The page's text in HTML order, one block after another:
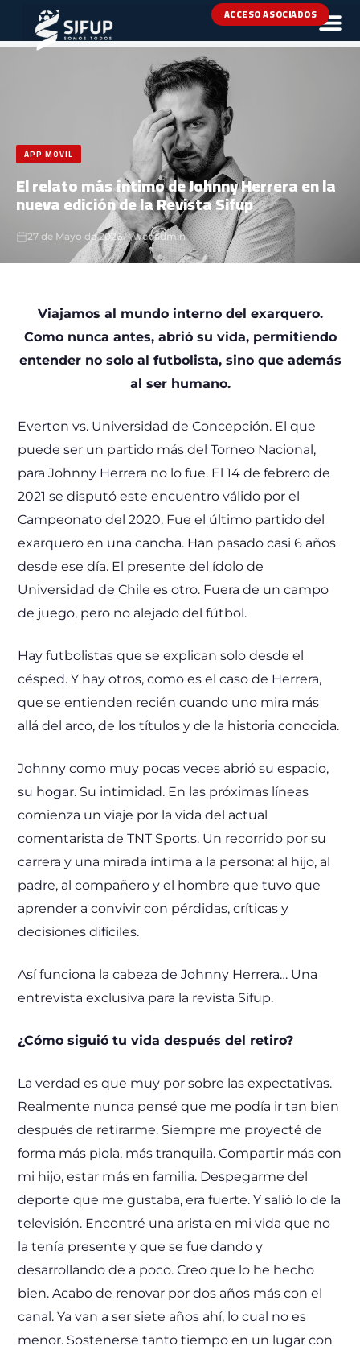
ACCESO ASOCIADOS
INICIO›NOTICIAS›APP MOVIL
APP MOVIL
El relato más íntimo de Johnny Herrera en la
nueva edición de la Revista Sifup
27 de Mayo de 2026 webadmin
Viajamos al mundo interno del exarquero.
Como nunca antes, abrió su vida, permitiendo
entender no solo al futbolista, sino que además
al ser humano.
Everton vs. Universidad de Concepción. El que
puede ser un partido más del Torneo Nacional,
para Johnny Herrera no lo fue. El 14 de febrero de
2021 se disputó este encuentro válido por el
Campeonato del 2020. Fue el último partido del
exarquero en una cancha. Han pasado casi 6 años
desde ese día. El presente del ídolo de
Universidad de Chile es otro. Fuera de un campo
de juego, pero no alejado del fútbol.
Hay futbolistas que se explican solo desde el
césped. Y hay otros, como es el caso de Herrera,
que se entienden recién cuando uno mira más
allá del arco, de los títulos y de la historia conocida.
Johnny como muy pocas veces abrió su espacio,
su hogar. Su intimidad. En las próximas líneas
comienza un viaje por la vida del actual
comentarista de TNT Sports. Un recorrido por su
carrera y una mirada íntima a la persona: al hijo, al
padre, al compañero y el hombre que tuvo que
aprender a convivir con pérdidas, críticas y
decisiones difíciles.
Así funciona la cabeza de Johnny Herrera… Una
entrevista exclusiva para la revista Sifup.
¿Cómo siguió tu vida después del retiro?
La verdad es que muy por sobre las expectativas.
Realmente nunca pensé que me podía ir tan bien
después de retirarme. Siempre me proyecté de
forma más piola, más tranquila. Compartir más con
mi hijo, estar más en familia. Despegarme del
deporte que me gustaba, era fuerte. Y salió lo de la
televisión. Encontré una arista en mi vida que no
la tenía presente y que se fue dando y
desarrollando de a poco. Creo que lo he hecho
bien. Acabo de renovar por dos años más con el
canal. Ya van a ser siete años ahí, lo cual no es
menor. Sostenerse tanto tiempo en un lugar con